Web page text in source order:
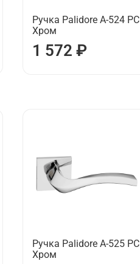
Ручка Palidore А-524 РС
Хром
1 572 ₽
Ручка Palidore А-525 РС
Хром